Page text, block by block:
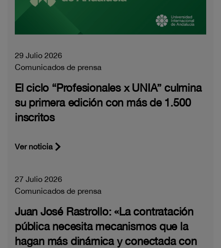
29 Julio 2026
Comunicados de prensa
El ciclo “Profesionales x UNIA” culmina
su primera edición con más de 1.500
inscritos
Ver noticia
27 Julio 2026
Comunicados de prensa
Juan José Rastrollo: «La contratación
pública necesita mecanismos que la
hagan más dinámica y conectada con